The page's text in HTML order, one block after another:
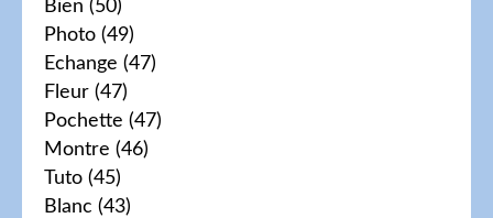
Bien (50)
Photo (49)
Echange (47)
Fleur (47)
Pochette (47)
Montre (46)
Tuto (45)
Blanc (43)